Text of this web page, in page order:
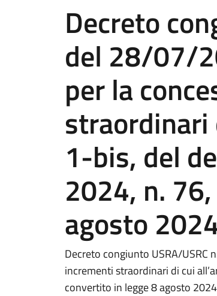
Decreto
del 28/07/
per la
straordinari
1-bis, del
2024, n.
agosto
Decreto congiunto USRA/USRC
incrementi straordinari di cui
convertito in legge 8 agosto